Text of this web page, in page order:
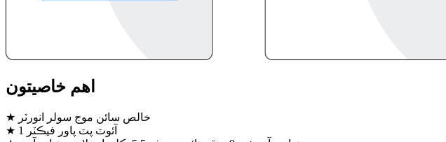
اهم خاصيتون
★ خالص سائن موج سولر انورٽر
★ آئوٽ پٽ پاور فيڪٽر 1